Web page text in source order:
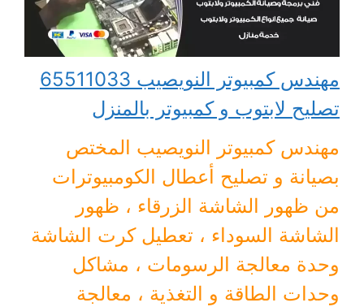
مهندس كمبيوتر النويصيب 65511033
تصليح لابتوب و كمبيوتر بالمنزل
مهندس كمبيوتر النويصيب المختص
بصيانة و تصليح أعطال الكومبيوترات
من ظهور الشاشة الزرقاء ، ظهور
الشاشة السوداء ، تعطيل كرت الشاشة
وحدة معالجة الرسومات ، مشاكل
وحدات الطاقة و التغذية ، معالجة